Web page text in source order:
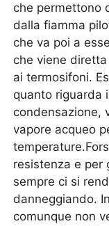
che permettono
dalla fiamma
che va poi a
che viene
ai termosifoni.
quanto riguarda
condensazione,
vapore acqueo
resistenza e per
sempre ci si
danneggiando.
comunque non